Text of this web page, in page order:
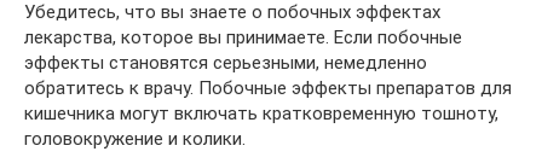
Убедитесь, что вы знаете о побочных эффектах
лекарства, которое вы принимаете. Если побочные
эффекты становятся серьезными, немедленно
обратитесь к врачу. Побочные эффекты препаратов для
кишечника могут включать кратковременную тошноту,
головокружение и колики.